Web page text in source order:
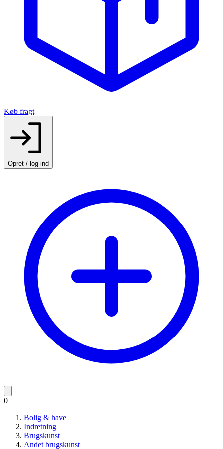
Køb fragt
Opret / log ind
0
Bolig & have
Indretning
Brugskunst
Andet brugskunst